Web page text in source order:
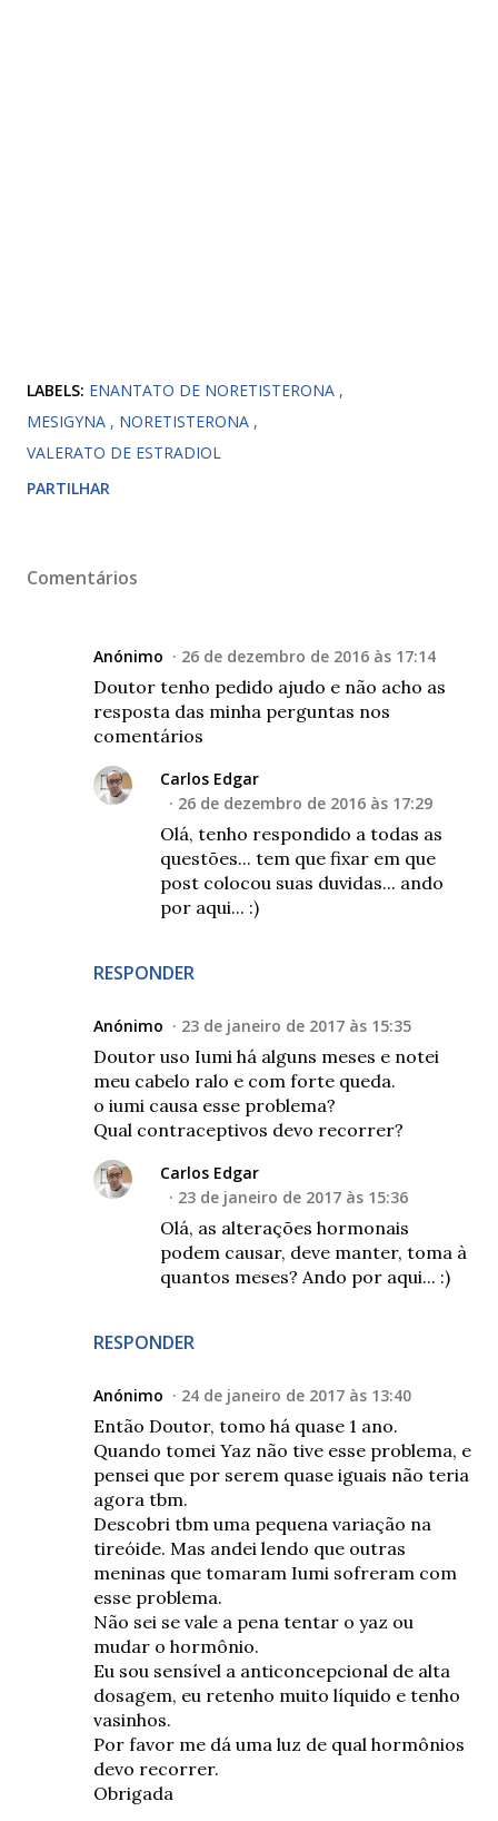
LABELS: ENANTATO DE NORETISTERONA
MESIGYNA
NORETISTERONA
VALERATO DE ESTRADIOL
PARTILHAR
Comentários
Anónimo 26 de dezembro de 2016 às 17:14
Doutor tenho pedido ajudo e não acho as
resposta das minha perguntas nos
comentários
RESPONDER
Carlos Edgar
26 de dezembro de 2016 às 17:29
Olá, tenho respondido a todas as
questões... tem que fixar em que
post colocou suas duvidas... ando
por aqui... :)
Anónimo 23 de janeiro de 2017 às 15:35
Doutor uso Iumi há alguns meses e notei
meu cabelo ralo e com forte queda.
o iumi causa esse problema?
Qual contraceptivos devo recorrer?
RESPONDER
Carlos Edgar
23 de janeiro de 2017 às 15:36
Olá, as alterações hormonais
podem causar, deve manter, toma à
quantos meses? Ando por aqui... :)
Anónimo 24 de janeiro de 2017 às 13:40
Então Doutor, tomo há quase 1 ano.
Quando tomei Yaz não tive esse problema, e
pensei que por serem quase iguais não teria
agora tbm.
Descobri tbm uma pequena variação na
tireóide. Mas andei lendo que outras
meninas que tomaram Iumi sofreram com
esse problema.
Não sei se vale a pena tentar o yaz ou
mudar o hormônio.
Eu sou sensível a anticoncepcional de alta
dosagem, eu retenho muito líquido e tenho
vasinhos.
Por favor me dá uma luz de qual hormônios
devo recorrer.
Obrigada